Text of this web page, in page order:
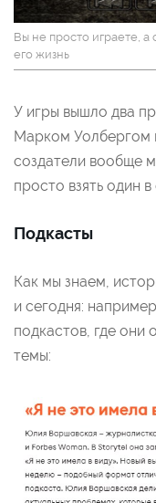
Вы не просто играете,
его жизнь
У игры вышло два
Марком Уолбергом
создатели вообще
просто взять один
Подкасты
Как мы знаем,
и сегодня:
подкастов, где они
темы: